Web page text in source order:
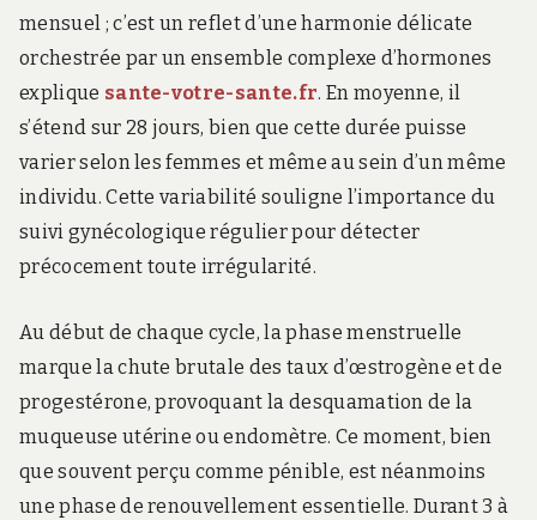
mensuel ; c’est un reflet d’une harmonie délicate
orchestrée par un ensemble complexe d’hormones
explique sante-votre-sante.fr. En moyenne, il
s’étend sur 28 jours, bien que cette durée puisse
varier selon les femmes et même au sein d’un même
individu. Cette variabilité souligne l’importance du
suivi gynécologique régulier pour détecter
précocement toute irrégularité.
Au début de chaque cycle, la phase menstruelle
marque la chute brutale des taux d’œstrogène et de
progestérone, provoquant la desquamation de la
muqueuse utérine ou endomètre. Ce moment, bien
que souvent perçu comme pénible, est néanmoins
une phase de renouvellement essentielle. Durant 3 à